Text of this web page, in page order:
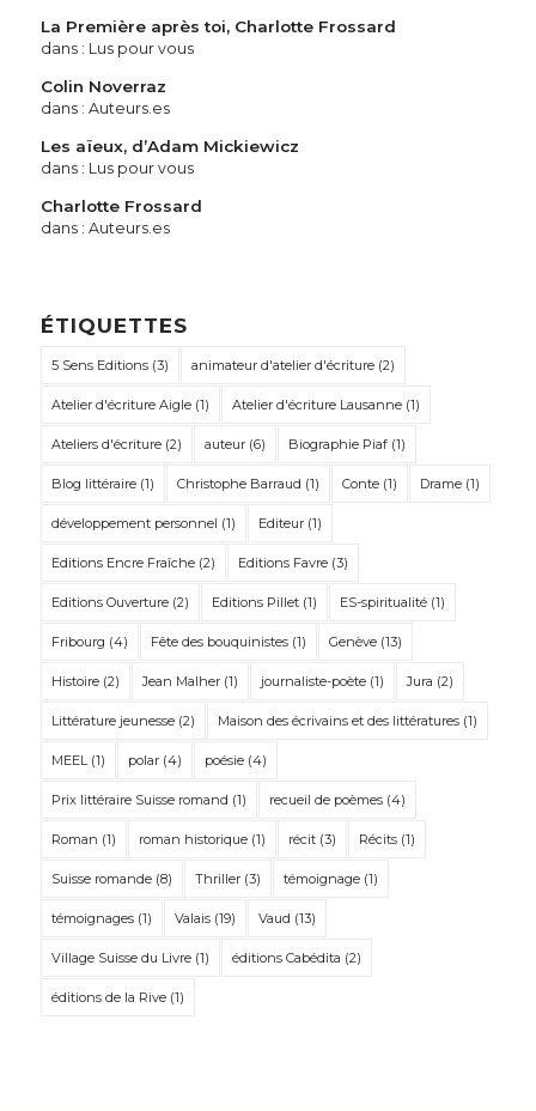
La Première après toi, Charlotte Frossard
dans : Lus pour vous
Colin Noverraz
dans : Auteurs.es
Les aïeux, d’Adam Mickiewicz
dans : Lus pour vous
Charlotte Frossard
dans : Auteurs.es
ÉTIQUETTES
5 Sens Editions(3) animateur d'atelier d'écriture(2)
Atelier d'écriture Aigle(1) Atelier d'écriture Lausanne(1)
Ateliers d'écriture(2) auteur(6) Biographie Piaf(1)
Blog littéraire(1) Christophe Barraud (1) Conte(1) Drame(1)
développement personnel (1) Editeur(1)
Editions Encre Fraîche(2) Editions Favre(3)
Editions Ouverture(2) Editions Pillet(1) ES-spiritualité(1)
Fribourg (4) Fête des bouquinistes(1) Genève(13)
Histoire(2) Jean Malher(1) journaliste-poète(1) Jura (2)
Littérature jeunesse(2) Maison des écrivains et des littératures(1)
MEEL(1) polar(4) poésie(4)
Prix littéraire Suisse romand (1) recueil de poèmes(4)
Roman (1) roman historique(1) récit(3) Récits(1)
Suisse romande(8) Thriller(3) témoignage(1)
témoignages(1) Valais(19) Vaud (13)
Village Suisse du Livre(1) éditions Cabédita (2)
éditions de la Rive(1)